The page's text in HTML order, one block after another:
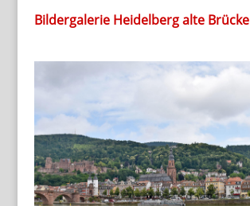
Bildergalerie Heidelberg alte Brücke